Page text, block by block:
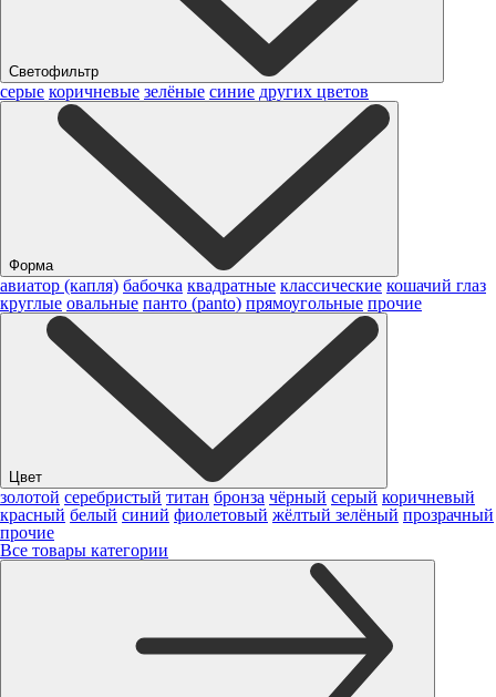
Светофильтр
серые коричневые зелёные синие других цветов
Форма
авиатор (капля) бабочка квадратные классические кошачий глаз
круглые овальные панто (panto) прямоугольные прочие
Цвет
золотой серебристый титан бронза чёрный серый коричневый
красный белый синий фиолетовый жёлтый зелёный прозрачный
прочие
Все товары категории